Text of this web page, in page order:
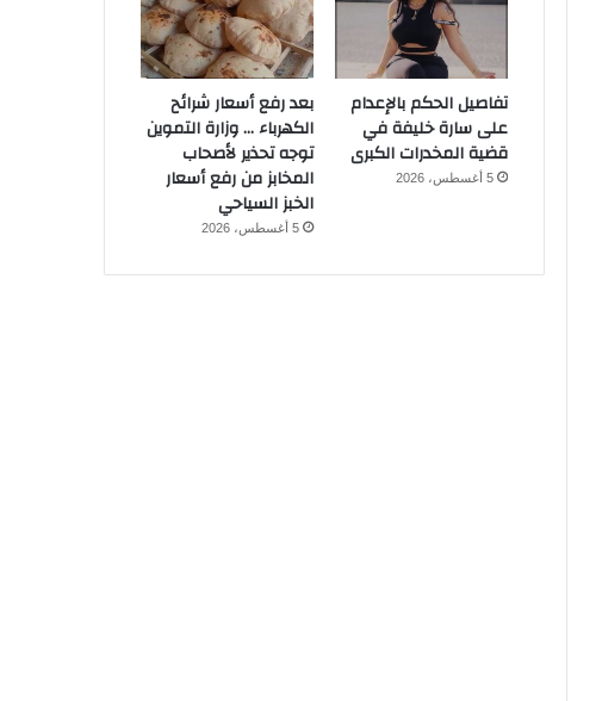
تفاصيل الحكم بالإعدام
على سارة خليفة في
قضية المخدرات الكبرى
5 أغسطس، 2026
بعد رفع أسعار شرائح
الكهرباء … وزارة التموين
توجه تحذير لأصحاب
المخابز من رفع أسعار
الخبز السياحي
5 أغسطس، 2026